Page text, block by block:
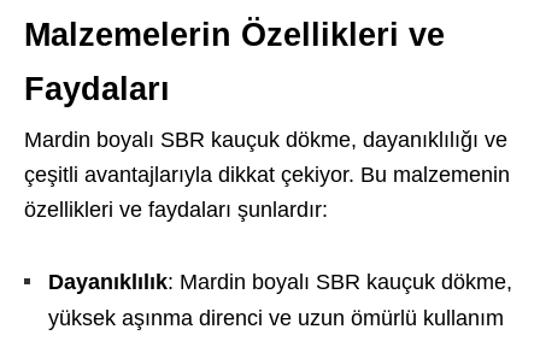
Malzemelerin Özellikleri ve
Faydaları
Mardin boyalı SBR kauçuk dökme, dayanıklılığı ve
çeşitli avantajlarıyla dikkat çekiyor. Bu malzemenin
özellikleri ve faydaları şunlardır:
Dayanıklılık: Mardin boyalı SBR kauçuk dökme,
yüksek aşınma direnci ve uzun ömürlü kullanım